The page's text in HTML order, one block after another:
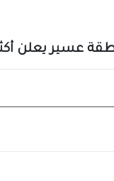
أكثر من 1500 مقعد تدريبي